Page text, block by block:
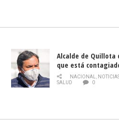
Alcalde de Quillota
que está
COVID-19
NACIONAL,
SALUD
0